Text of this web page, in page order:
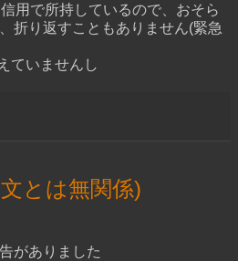
用で所持しているので、おそら
折り返すこともありません(緊急
ていませんし
とは無関係)
がありました